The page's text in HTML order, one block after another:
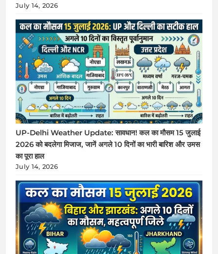
July 14, 2026
UP-Delhi Weather Update: सावधान! कल का मौसम 15 जुलाई
2026 को बदलेगा मिजाज, जानें अगले 10 दिनों का भारी बारिश और उमस
का पूरा हाल
July 14, 2026